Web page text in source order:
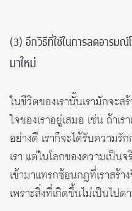
(3) อีกวิธีที่ใช้ในการลดอารมณ์
มาใหม่
ในชีวิตของเรานั้นเรามักจะ
ใจของเราอยู่เสมอ เช่น ถ้าเ
อย่างดี เราก็จะได้รับความรั
เรา แต่ในโลกของความเป็น
เข้ามาแทรกซ้อนกฎที่เราสร้า
เพราะสิ่งที่เกิดขึ้นไม่เป็นไปต